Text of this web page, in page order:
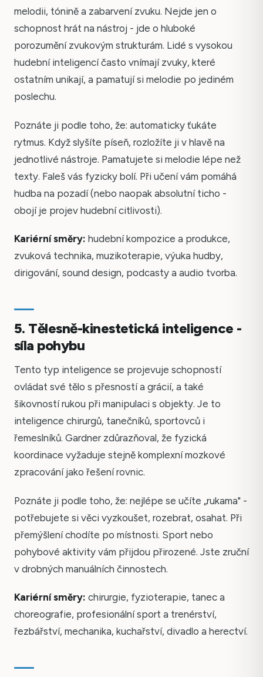
melodii, tónině a zabarvení zvuku. Nejde jen o
schopnost hrát na nástroj - jde o hluboké
porozumění zvukovým strukturám. Lidé s vysokou
hudební inteligencí často vnímají zvuky, které
ostatním unikají, a pamatují si melodie po jediném
poslechu.
Poznáte ji podle toho, že: automaticky ťukáte
rytmus. Když slyšíte píseň, rozložíte ji v hlavě na
jednotlivé nástroje. Pamatujete si melodie lépe než
texty. Faleš vás fyzicky bolí. Při učení vám pomáhá
hudba na pozadí (nebo naopak absolutní ticho -
obojí je projev hudební citlivosti).
Kariérní směry: hudební kompozice a produkce,
zvuková technika, muzikoterapie, výuka hudby,
dirigování, sound design, podcasty a audio tvorba.
5. Tělesně-kinestetická inteligence -
síla pohybu
Tento typ inteligence se projevuje schopností
ovládat své tělo s přesností a grácií, a také
šikovností rukou při manipulaci s objekty. Je to
inteligence chirurgů, tanečníků, sportovců i
řemeslníků. Gardner zdůrazňoval, že fyzická
koordinace vyžaduje stejně komplexní mozkové
zpracování jako řešení rovnic.
Poznáte ji podle toho, že: nejlépe se učíte „rukama" -
potřebujete si věci vyzkoušet, rozebrat, osahat. Při
přemýšlení chodíte po místnosti. Sport nebo
pohybové aktivity vám přijdou přirozené. Jste zruční
v drobných manuálních činnostech.
Kariérní směry: chirurgie, fyzioterapie, tanec a
choreografie, profesionální sport a trenérství,
řezbářství, mechanika, kuchařství, divadlo a herectví.